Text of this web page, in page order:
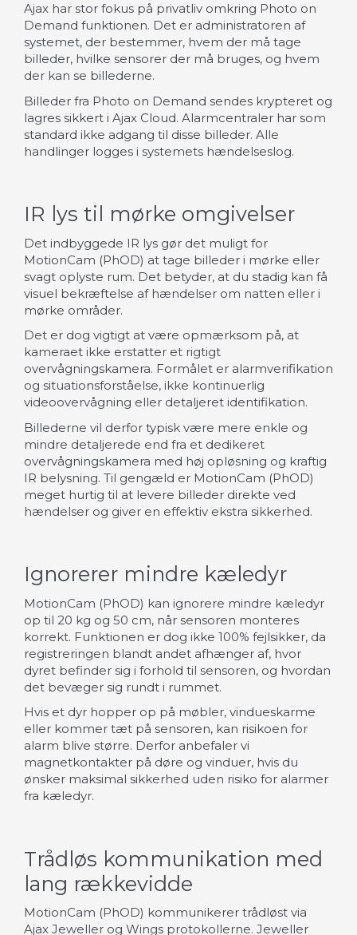
Ajax har stor fokus på privatliv omkring Photo on
Demand funktionen. Det er administratoren af
systemet, der bestemmer, hvem der må tage
billeder, hvilke sensorer der må bruges, og hvem
der kan se billederne.
Billeder fra Photo on Demand sendes krypteret og
lagres sikkert i Ajax Cloud. Alarmcentraler har som
standard ikke adgang til disse billeder. Alle
handlinger logges i systemets hændelseslog.
IR lys til mørke omgivelser
Det indbyggede IR lys gør det muligt for
MotionCam (PhOD) at tage billeder i mørke eller
svagt oplyste rum. Det betyder, at du stadig kan få
visuel bekræftelse af hændelser om natten eller i
mørke områder.
Det er dog vigtigt at være opmærksom på, at
kameraet ikke erstatter et rigtigt
overvågningskamera. Formålet er alarmverifikation
og situationsforståelse, ikke kontinuerlig
videoovervågning eller detaljeret identifikation.
Billederne vil derfor typisk være mere enkle og
mindre detaljerede end fra et dedikeret
overvågningskamera med høj opløsning og kraftig
IR belysning. Til gengæld er MotionCam (PhOD)
meget hurtig til at levere billeder direkte ved
hændelser og giver en effektiv ekstra sikkerhed.
Ignorerer mindre kæledyr
MotionCam (PhOD) kan ignorere mindre kæledyr
op til 20 kg og 50 cm, når sensoren monteres
korrekt. Funktionen er dog ikke 100% fejlsikker, da
registreringen blandt andet afhænger af, hvor
dyret befinder sig i forhold til sensoren, og hvordan
det bevæger sig rundt i rummet.
Hvis et dyr hopper op på møbler, vindueskarme
eller kommer tæt på sensoren, kan risikoen for
alarm blive større. Derfor anbefaler vi
magnetkontakter på døre og vinduer, hvis du
ønsker maksimal sikkerhed uden risiko for alarmer
fra kæledyr.
Trådløs kommunikation med
lang rækkevidde
MotionCam (PhOD) kommunikerer trådløst via
Ajax Jeweller og Wings protokollerne. Jeweller